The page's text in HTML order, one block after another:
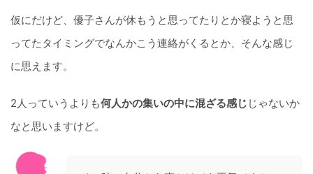
仮にだけど、優子さんが休もうと思ってたりとか寝ようと思
ってたタイミングでなんかこう連絡がくるとか、そんな感じ
に思えます。
2人っていうよりも何人かの集いの中に混ざる感じ じゃないか
なと思いますけど。